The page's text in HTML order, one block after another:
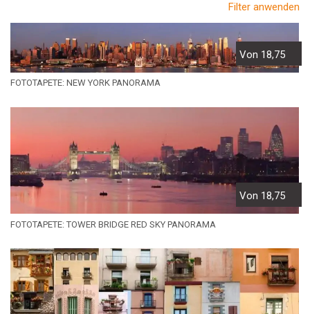
Filter anwenden
Von 18,75
FOTOTAPETE: NEW YORK PANORAMA
Von 18,75
FOTOTAPETE: TOWER BRIDGE RED SKY PANORAMA